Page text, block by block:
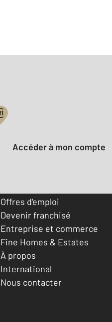
Votre compte :
Accéder à mon compte
Offres d'emploi
Devenir franchisé
Entreprise et commerce
Fine Homes & Estates
À propos
International
Nous contacter